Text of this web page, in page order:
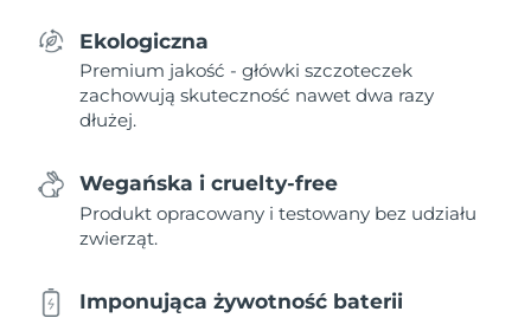
Ekologiczna
Premium jakość - główki szczoteczek
zachowują skuteczność nawet dwa razy
dłużej.
Wegańska i cruelty-free
Produkt opracowany i testowany bez udziału
zwierząt.
Imponująca żywotność baterii